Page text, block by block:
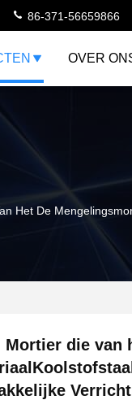
86-371-56659866
OVER
Het De
Mortier die van